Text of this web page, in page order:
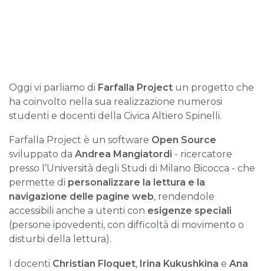
Oggi vi parliamo di Farfalla Project un progetto che
ha coinvolto nella sua realizzazione numerosi
studenti e docenti della Civica Altiero Spinelli.
Farfalla Project è un software Open Source
sviluppato da Andrea Mangiatordi - ricercatore
presso l’Università degli Studi di Milano Bicocca - che
permette di personalizzare la lettura e la
navigazione delle pagine web, rendendole
accessibili anche a utenti con esigenze speciali
(persone ipovedenti, con difficoltà di movimento o
disturbi della lettura).
I docenti Christian Floquet, Irina Kukushkina e Ana